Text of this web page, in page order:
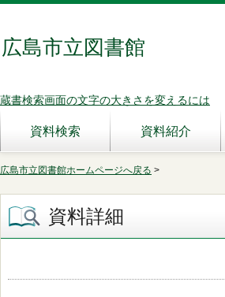
広島市立図書館
蔵書検索画面の文字の大きさを変えるには
資料検索 資料紹介
広島市立図書館ホームページへ戻る >
資料詳細